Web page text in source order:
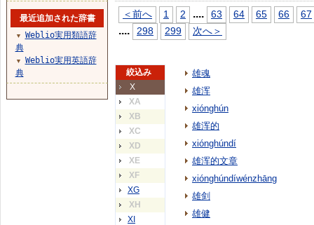
＜前へ 1 2 .... 63 64 65 66 67
.... 298 299 次へ＞
絞込み
X
XA
XB
XC
XD
XE
XF
XG
XH
XI
雄魂
雄浑
xiónghún
雄浑的
xiónghúndí
雄浑的文章
xiónghúndíwénzhāng
雄剑
雄健
最近追加された辞書
▼
Weblio実用類語辞
典
▼
Weblio実用英語辞
典